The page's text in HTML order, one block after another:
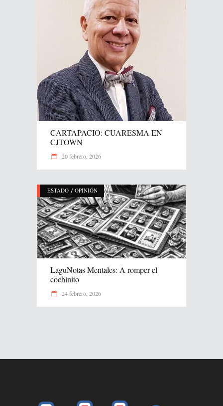
CARTAPACIO: CUARESMA EN
CJTOWN
20 febrero, 2026
ESTADO / OPINIÓN
LaguNotas Mentales: A romper el
cochinito
24 febrero, 2026